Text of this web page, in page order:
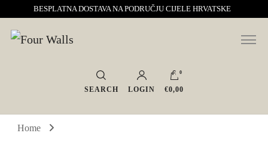
BESPLATNA DOSTAVA NA PODRUČJU CIJELE HRVATSKE
Four Walls
Sve za interijer po Vašoj mjeri. Salon namještaja, dekoracije i rasvjete.
Interijeri s karakterom
SEARCH LOGIN
0
€0,00
Home